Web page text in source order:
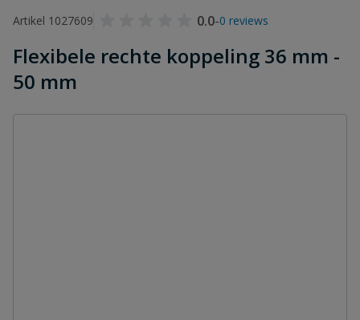
Artikel 1027609
0.0-0 reviews
Flexibele rechte koppeling 36 mm -
50 mm